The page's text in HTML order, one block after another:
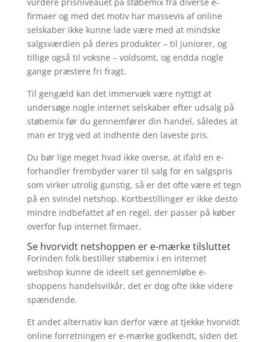
firmaer og med det motiv har massevis af online
selskaber ikke kunne lade være med at mindske
salgsværdien på deres produkter – til juniorer, og
tillige også til voksne – voldsomt, og endda nogle
gange præstere fri fragt.
Til gengæld kan det immervæk være nyttigt at
undersøge nogle internet selskaber efter udsalg på
støbemix før du gennemfører din handel, således at
man er tryg ved at indhente den laveste pris.
Du bør lige meget hvad ikke overse, at ifald en e-
forhandler frembyder varer til salg for en salgspris
som virker utrolig gunstig, så er det ofte være et tegn
på en svindel netshop. Kortbestillinger er ikke desto
mindre indbefattet af en regel, der passer på køber
overfor fup internet firmaer.
Se hvorvidt netshoppen er e-mærke tilsluttet
Forinden folk bestiller støbemix i en internet
webshop kunne de ideelt set gennemløbe e-
shoppens handelsvilkår, det er dog ofte ikke videre
spændende.
Et andet alternativ kan derfor være at tjekke hvorvidt
online forretningen er e-mærke godkendt, siden det